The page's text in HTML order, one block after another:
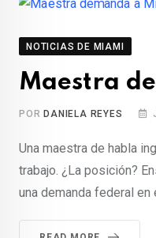
NOTICIAS DE MIAMI
Maestra
POR DANIELA REYES
Una maestra de habla
trabajo. ¿La posición?
una demanda federal